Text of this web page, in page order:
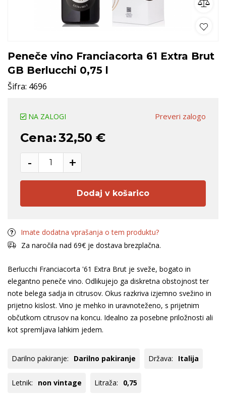
Peneče vino Franciacorta 61 Extra Brut
GB Berlucchi 0,75 l
Šifra: 4696
Preveri zalogo
NA ZALOGI
Cena:32,50 €
- +
Dodaj v košarico
Imate dodatna vprašanja o tem produktu?
Za naročila nad 69€ je dostava brezplačna.
Berlucchi Franciacorta '61 Extra Brut je sveže, bogato in
elegantno peneče vino. Odlikujejo ga diskretna obstojnost ter
note belega sadja in citrusov. Okus razkriva izjemno svežino in
prijetno kislost. Vino je mehko in uravnoteženo, s prijetnim
občutkom citrusov na koncu. Idealno za posebne priložnosti ali
kot spremljava lahkim jedem.
Darilno pakiranje: Darilno pakiranje Država: Italija
Letnik: non vintage Litraža: 0,75